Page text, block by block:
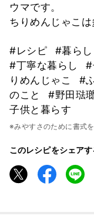
ウマです。
ちりめんじゃこ
#レシピ #暮らし
#丁寧な暮らし
#
りめんじゃこ
#
のこと
#野田琺
子供と暮らす
※みやすさのために書式
このレシピをシェアす